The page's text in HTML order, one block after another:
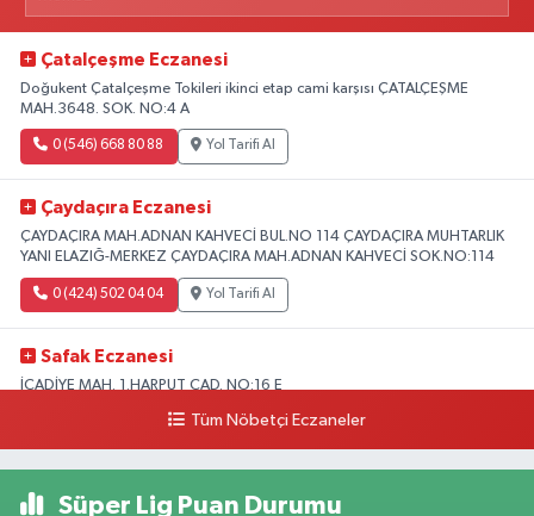
Çatalçeşme Eczanesi
Doğukent Çatalçeşme Tokileri ikinci etap cami karşısı ÇATALÇEŞME
MAH.3648. SOK. NO:4 A
0 (546) 668 80 88 Yol Tarifi Al
Çaydaçıra Eczanesi
ÇAYDAÇIRA MAH.ADNAN KAHVECİ BUL.NO 114 ÇAYDAÇIRA MUHTARLIK
YANI ELAZIĞ-MERKEZ ÇAYDAÇIRA MAH.ADNAN KAHVECİ SOK.NO:114
0 (424) 502 04 04 Yol Tarifi Al
Safak Eczanesi
İCADİYE MAH. 1.HARPUT CAD. NO:16 E
Yol Tarifi Al
Tüm Nöbetçi Eczaneler
Süper Lig Puan Durumu